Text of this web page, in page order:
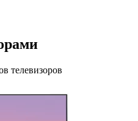
телевизоров